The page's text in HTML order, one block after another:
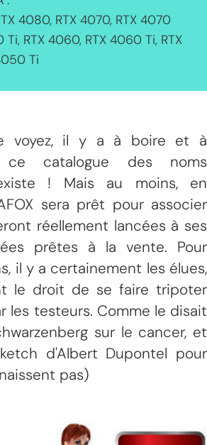
4080, RTX 4070, RTX 4070
Ti, RTX 4060, RTX 4060 Ti, RTX
Ti
voyez, il y a à boire et à
ce catalogue des noms
! Mais au moins, en
sera prêt pour associer
réellement lancées à ses
prêtes à la vente. Pour
il y a certainement les élues,
le droit de se faire tripoter
les testeurs. Comme le disait
sur le cancer, et
d'Albert Dupontel pour
pas)